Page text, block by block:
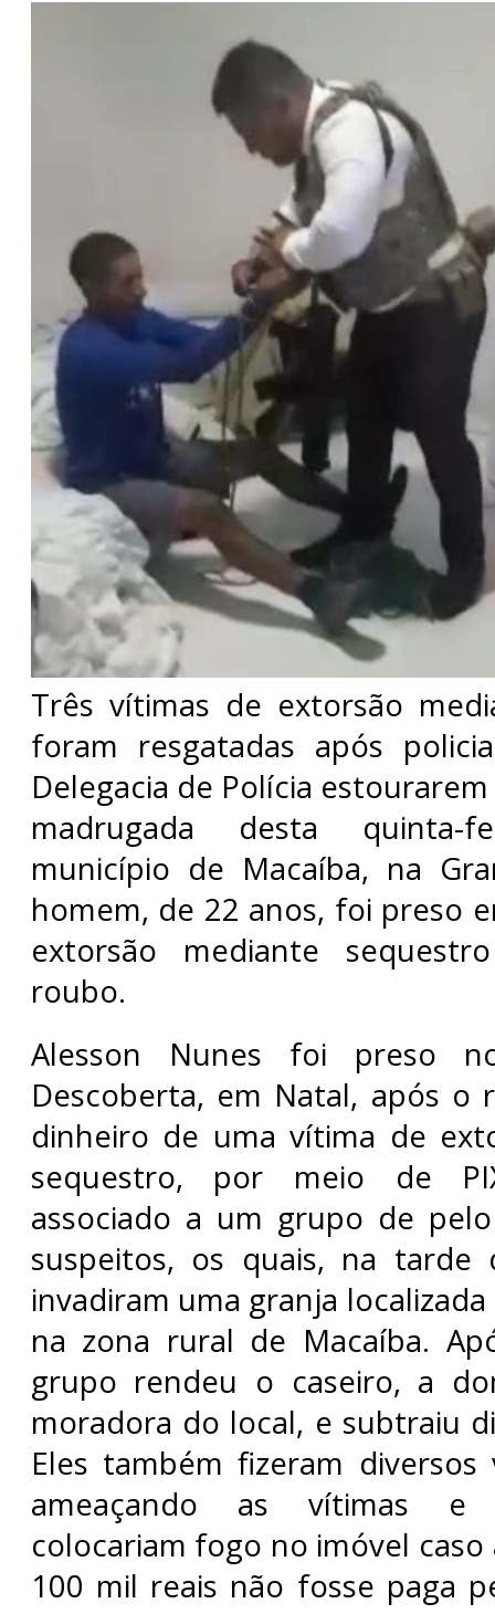
Três vítimas de extorsão
foram resgatadas após
Delegacia de Polícia
madrugada desta
município de Macaíba, na
homem, de 22 anos, foi preso
extorsão mediante
roubo.
Alesson Nunes foi preso
Descoberta, em Natal, após o
dinheiro de uma vítima de
sequestro, por meio de
associado a um grupo de
suspeitos, os quais, na tarde
invadiram uma granja localizada
na zona rural de Macaíba.
grupo rendeu o caseiro, a
moradora do local, e subtraiu
Eles também fizeram
ameaçando as vítimas e
colocariam fogo no imóvel caso
100 mil reais não fosse paga